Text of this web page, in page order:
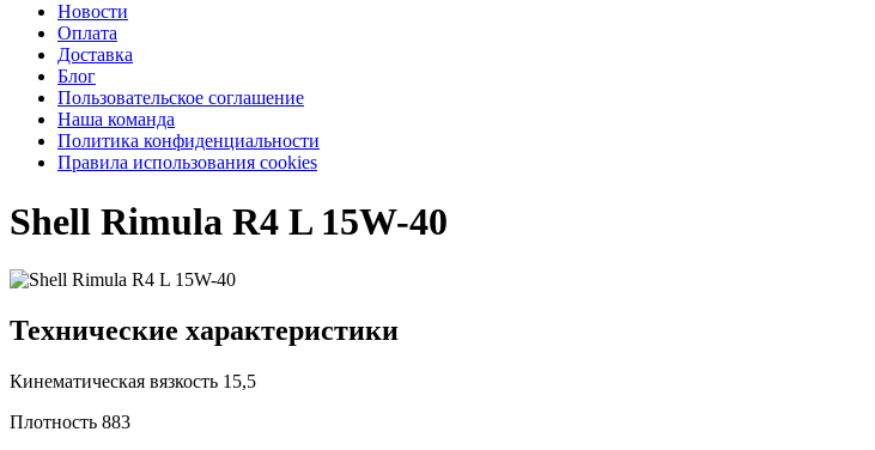
Новости
Оплата
Доставка
Блог
Пользовательское соглашение
Наша команда
Политика конфиденциальности
Правила использования cookies
Shell Rimula R4 L 15W-40
Технические характеристики
Кинематическая вязкость 15,5
Плотность 883